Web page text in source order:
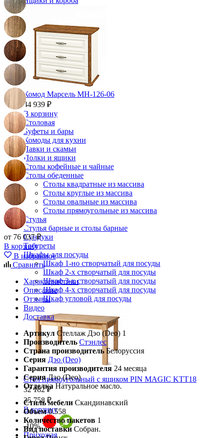
Комод Марсель МН-126-06
44 939 ₽
В корзину
Столовая
Буфеты и бары
Комоды для кухни
Лавки и скамьи
Полки и ящики
Столы кофейные и чайные
Столы обеденные
Столы квадратные из массива
Столы круглые из массива
Столы овальные из массива
Столы прямоугольные из массива
Стулья
Стулья барные и столы барные
Сундуки
Табуреты
Шкафы для посуды
Шкаф 1-но створчатый для посуды
Шкаф 2-х створчатый для посуды
Шкаф 3-х створчатый для посуды
Шкаф 4-х створчатый для посуды
Шкаф угловой для посуды
Стол прямоугольный с ящиком PIN MAGIC KTT18
32 182 ₽
35 758 ₽
В корзину
-10%
Прихожая
от 76 037 ₽
В корзину
В избранное
Сравнить
Характеристики
Описание
Отзывы
Видео
Доставка
Артикул Стеллаж Дэо (Deo) 1
Производитель Стэнлес
Страна производитель Белоруссия
Серия Дэо (Deo)
Гарантия производителя 24 месяца
Серия Дэо (Deo)
Отделка Натуральное масло.
Стиль мебели Скандинавский
Объем 0.558
Количество пакетов 1
Вид поставки Собран.